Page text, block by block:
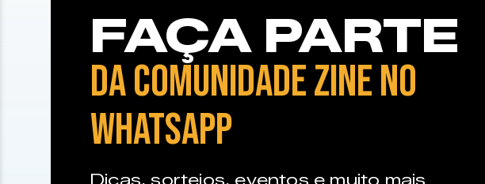
FAÇA PARTE
DA COMUNIDADE ZINE NO
WHATSAPP
Dicas, sorteios, eventos e muito mais